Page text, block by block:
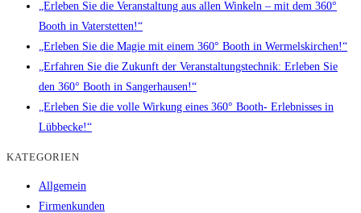
„Erleben Sie die Veranstaltung aus allen Winkeln – mit dem 360°
Booth in Vaterstetten!“
„Erleben Sie die Magie mit einem 360° Booth in Wermelskirchen!“
„Erfahren Sie die Zukunft der Veranstaltungstechnik: Erleben Sie
den 360° Booth in Sangerhausen!“
„Erleben Sie die volle Wirkung eines 360° Booth- Erlebnisses in
Lübbecke!“
KATEGORIEN
Allgemein
Firmenkunden